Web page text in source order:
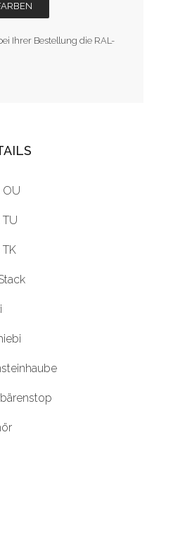
Ihrer Bestellung die RAL-
OU